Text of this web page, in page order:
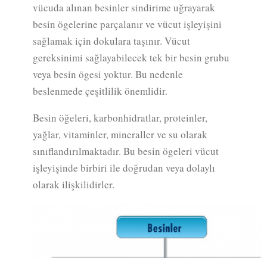
vücuda alınan besinler sindirime uğrayarak
besin ögelerine parçalanır ve vücut işleyişini
sağlamak için dokulara taşınır. Vücut
gereksinimi sağlayabilecek tek bir besin grubu
veya besin ögesi yoktur. Bu nedenle
beslenmede çeşitlilik önemlidir.
Besin öğeleri, karbonhidratlar, proteinler,
yağlar, vitaminler, mineraller ve su olarak
sınıflandırılmaktadır. Bu besin ögeleri vücut
işleyişinde birbiri ile doğrudan veya dolaylı
olarak ilişkilidirler.